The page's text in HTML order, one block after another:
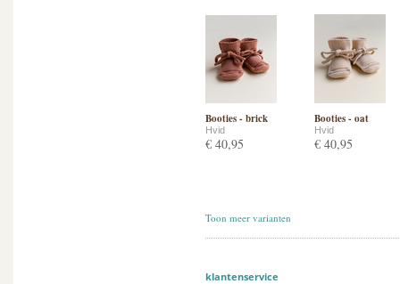
Booties - brick
Hvid
€ 40,95
Booties - oat
Hvid
€ 40,95
Toon meer varianten
klantenservice